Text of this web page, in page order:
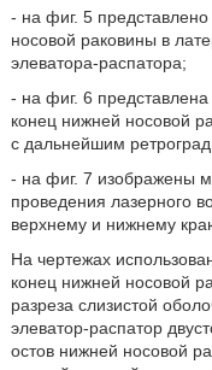
- на фиг. 5
носовой раковины в
элеватора-распатора;
- на фиг. 6 представлена
конец нижней носовой
с дальнейшим
- на фиг. 7 изображены
проведения лазерного
верхнему и нижнему
На чертежах
конец нижней носовой
разреза слизистой
элеватор-распатор
остов нижней носовой